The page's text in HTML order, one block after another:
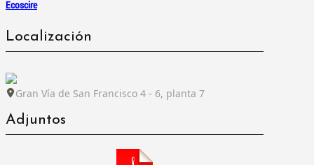
Ecoscire
Localización
Gran Vía de San Francisco 4 - 6, planta 7
Adjuntos